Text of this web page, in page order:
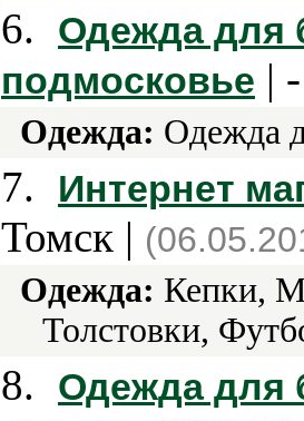
6.
Одежда для
подмосковье |
Одежда: Одежда
7. Интернет
Томск |
Одежда: Кепки,
Толстовки,
8.
Одежда для